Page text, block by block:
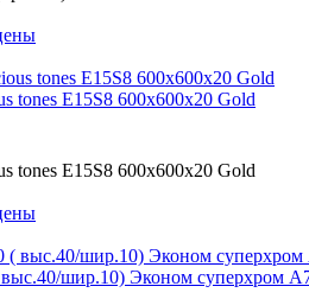
tones E15S8 600x600x20 Gold
tones E15S8 600x600x20 Gold
выс.40/шир.10) Эконом суперхром